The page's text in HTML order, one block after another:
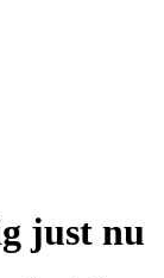
just nu